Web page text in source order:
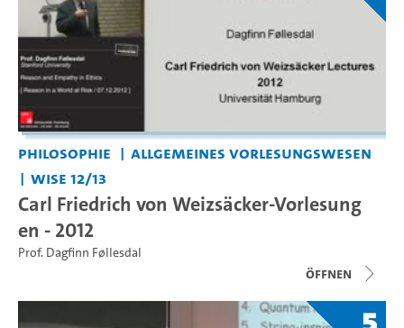
Philosophie
Allgemeines Vorlesungswesen
WiSe 12/13
Carl Friedrich von Weizsäcker-Vorlesung
en - 2012
Prof. Dagfinn Føllesdal
Öffnen